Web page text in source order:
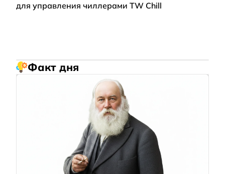
для управления чиллерами TW Chill
Факт дня